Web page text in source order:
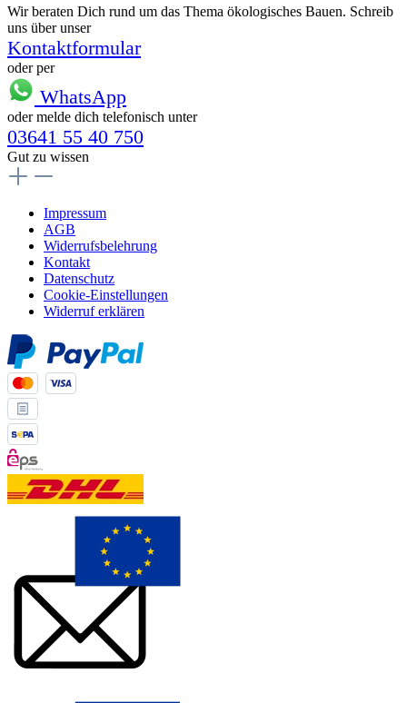
Wir beraten Dich rund um das Thema ökologisches Bauen. Schreib
uns über unser
Kontaktformular
oder per
WhatsApp
oder melde dich telefonisch unter
03641 55 40 750
Gut zu wissen
Impressum
AGB
Widerrufsbelehrung
Kontakt
Datenschutz
Cookie-Einstellungen
Widerruf erklären